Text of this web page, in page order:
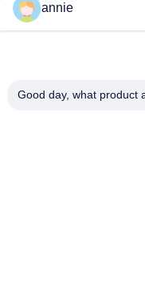
Kotak Plastik
Elektronik
Kandang Elektronik
annie
Good day, what product